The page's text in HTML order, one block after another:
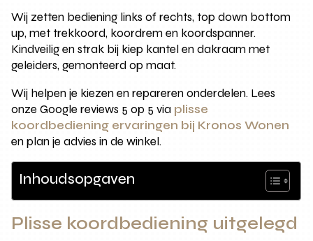
Wij zetten bediening links of rechts, top down bottom
up, met trekkoord, koordrem en koordspanner.
Kindveilig en strak bij kiep kantel en dakraam met
geleiders, gemonteerd op maat.
Wij helpen je kiezen en repareren onderdelen. Lees
onze Google reviews 5 op 5 via plisse
koordbediening ervaringen bij Kronos Wonen
en plan je advies in de winkel.
Inhoudsopgaven
Plisse koordbediening uitgelegd